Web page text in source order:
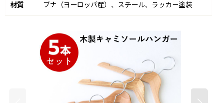
材質 ブナ（ヨーロッパ産）、スチール、ラッカー塗装